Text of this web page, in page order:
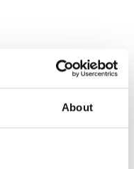
About
fabricada de acero
una estructura